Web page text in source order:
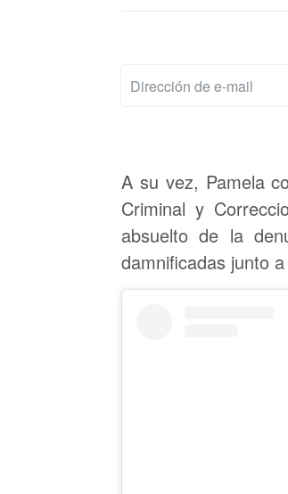
A su vez, Pamela
Criminal y
absuelto de la
damnificadas junto